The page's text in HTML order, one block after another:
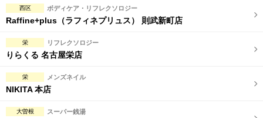
西区 ボディケア・リフレクソロジー
Raffine+plus（ラフィネプリュス） 則武新町店
栄 リフレクソロジー
りらくる 名古屋栄店
栄 メンズネイル
NIKITA 本店
大曽根 スーパー銭湯